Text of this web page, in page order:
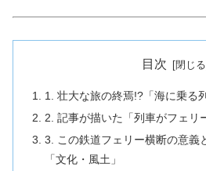
目次
1. 壮大な旅の終焉!?「海に乗る
2. 記事が描いた「列車がフェリ
3. この鉄道フェリー横断の意義
「文化・風土」